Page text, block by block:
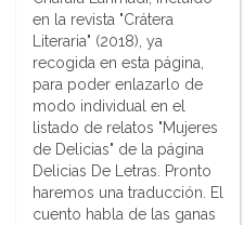
en la revista "Crátera
Literaria" (2018), ya
recogida en esta página,
para poder enlazarlo de
modo individual en el
listado de relatos "Mujeres
de Delicias" de la página
Delicias De Letras. Pronto
haremos una traducción. El
cuento habla de las ganas